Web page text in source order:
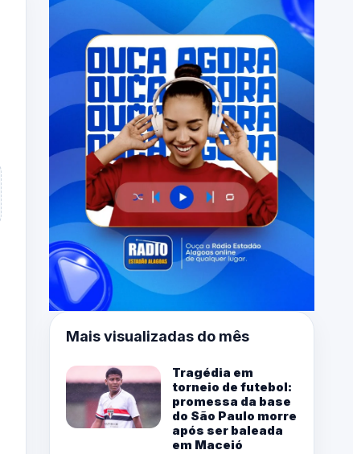
Mais visualizadas do mês
Tragédia em
torneio de futebol:
promessa da base
do São Paulo morre
após ser baleada
em Maceió